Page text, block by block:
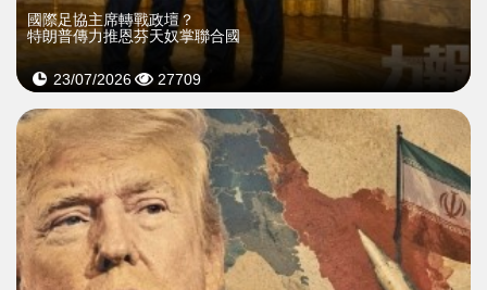
國際足協主席轉戰政壇？
特朗普傳力推恩芬天奴掌聯合國
23/07/2026 27709